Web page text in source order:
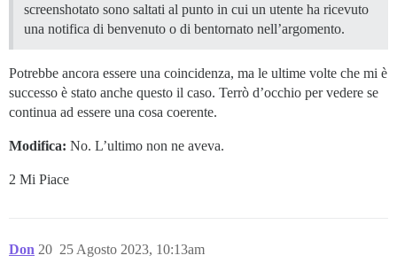
screenshotato sono saltati al punto in cui un utente ha ricevuto
una notifica di benvenuto o di bentornato nell’argomento.
Potrebbe ancora essere una coincidenza, ma le ultime volte che mi è
successo è stato anche questo il caso. Terrò d’occhio per vedere se
continua ad essere una cosa coerente.
Modifica: No. L’ultimo non ne aveva.
2 Mi Piace
Don 25 Agosto 2023, 10:13am
20